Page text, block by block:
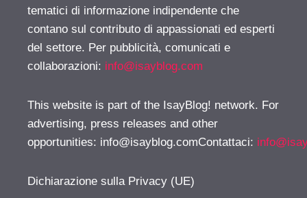
tematici di informazione indipendente che
contano sul contributo di appassionati ed esperti
del settore. Per pubblicità, comunicati e
collaborazioni: info@isayblog.com
This website is part of the IsayBlog! network. For
advertising, press releases and other
opportunities: info@isayblog.comContattaci:
Dichiarazione sulla Privacy (UE)